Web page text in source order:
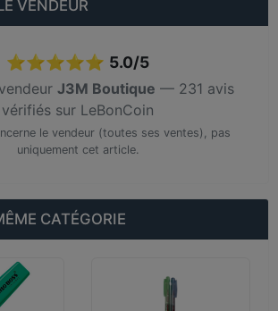
VENDEUR
⭐⭐⭐⭐⭐ 5.0/5
J3M Boutique — 231 avis
vérifiés sur LeBonCoin
le vendeur (toutes ses ventes), pas
uniquement cet article.
CATÉGORIE